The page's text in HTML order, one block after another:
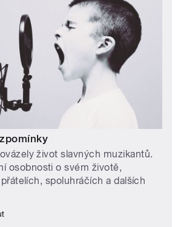
život slavných muzikantů.
osobnosti o svém životě,
spoluhráčích a dalších